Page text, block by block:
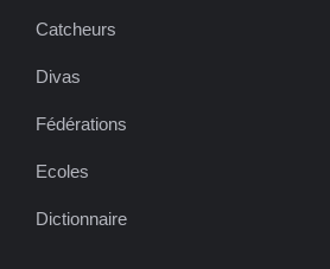
Catcheurs
Divas
Fédérations
Ecoles
Dictionnaire